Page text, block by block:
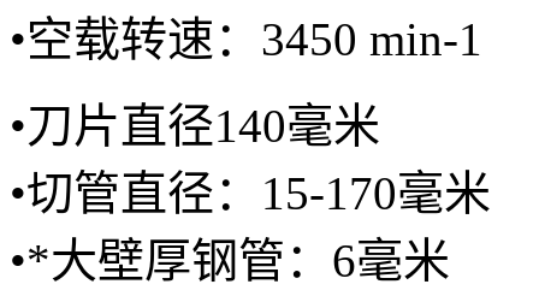
•空载转速： 3450 min-1
•刀片直径140毫米
•切管直径： 15-170毫米
•*大壁厚钢管： 6毫米